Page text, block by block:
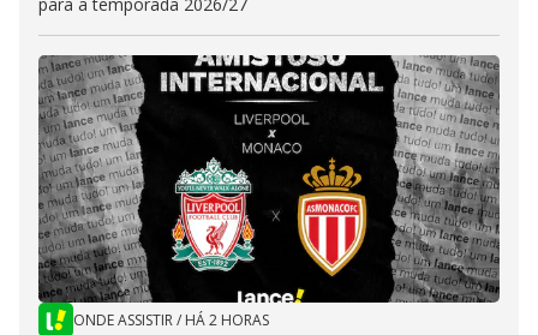
ONDE ASSISTIR/ HÁ 2 HORAS